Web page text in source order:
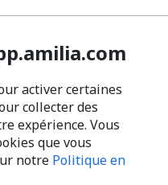
activer certaines
collecter des
expérience. Vous
que vous
notre Politique en